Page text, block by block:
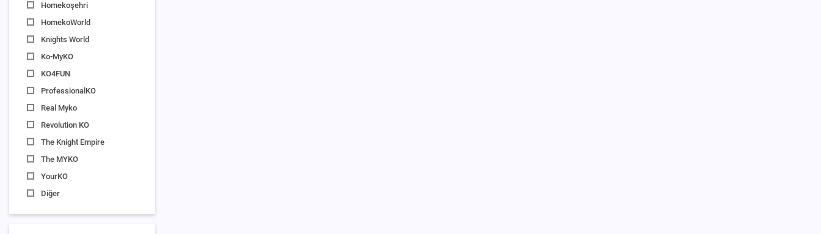
Homekoşehri
HomekoWorld
Knights World
Ko-MyKO
KO4FUN
ProfessionalKO
Real Myko
Revolution KO
The Knight Empire
The MYKO
YourKO
Diğer